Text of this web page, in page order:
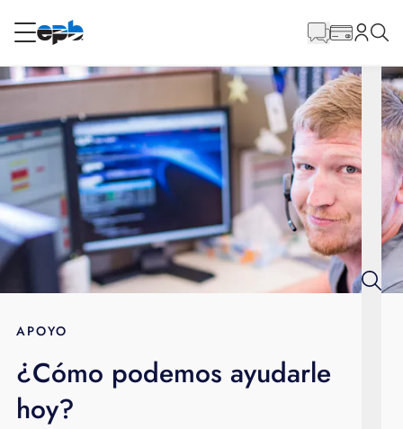
RESIDENCIAL
Internet
Voz
Energía
BLOG
APOYO
principal
APOYO
¿Cómo podemos ayudarle
hoy?